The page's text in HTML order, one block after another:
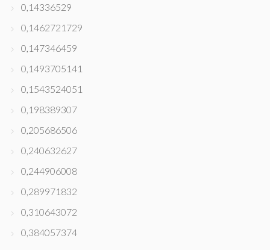
0,14336529
0,1462721729
0,147346459
0,1493705141
0,1543524051
0,198389307
0,205686506
0,240632627
0,244906008
0,289971832
0,310643072
0,384057374